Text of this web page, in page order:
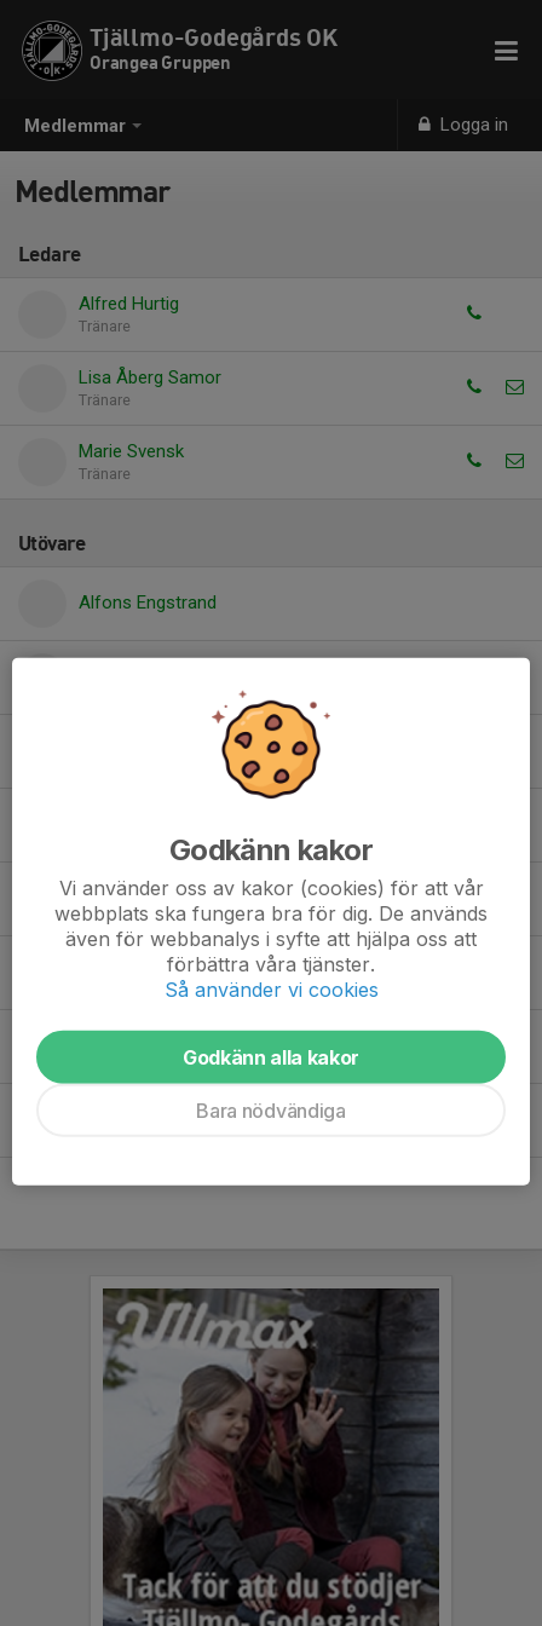
Medlemmar Logga in
Tjällmo-Godegårds OK
Orangea Gruppen
Medlemmar
Ledare
Alfred Hurtig
Tränare
Lisa Åberg Samor
Tränare
Marie Svensk
Tränare
Utövare
Alfons Engstrand
Ellen Hjorter
Fanny Lidebjer Brolund
Godkänn kakor
Vi använder oss av kakor (cookies) för att vår
webbplats ska fungera bra för dig. De används
även för webbanalys i syfte att hjälpa oss att
förbättra våra tjänster.
Så använder vi cookies
Godkänn alla kakor
Bara nödvändiga